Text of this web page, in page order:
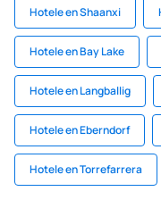
Hotele en Shaanxi
Hotele en Bay Lake
Hotele en Langballig
Hotele en Eberndorf
Hotele en Torrefarrera